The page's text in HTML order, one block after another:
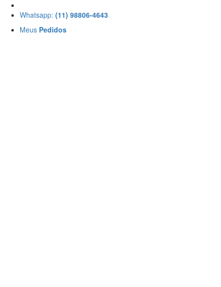
Whatsapp: (11) 98806-4643
Meus Pedidos